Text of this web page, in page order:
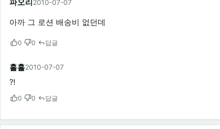
파오리2010-07-07
아까 그 로션 배송비 없던데
0 0 답글
홀홀2010-07-07
?!
0 0 답글